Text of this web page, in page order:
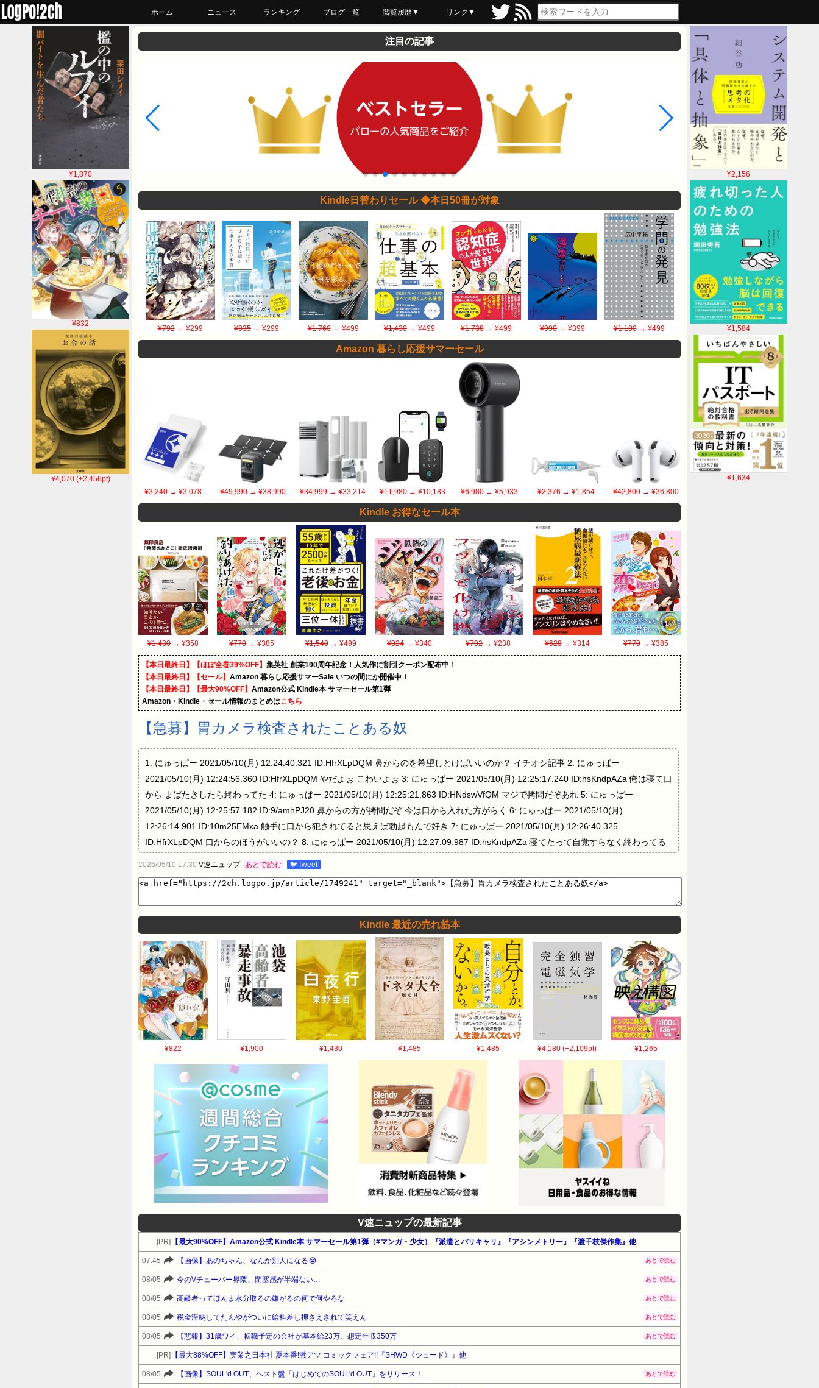
ホーム ニュース ランキング ブログ一覧 閲覧履歴▼
最近読んだ
あとで読む
ブックマーク
リンク▼
¥2,156
¥1,584
¥1,634
¥1,870
¥832
¥4,070 (+2,456pt)
注目の記事
Kindle日替わりセール ◆本日50冊が対象
¥792→ ¥299 ¥935 → ¥299 ¥1,760→ ¥499 ¥1,430 → ¥499 ¥1,738→ ¥499 ¥990 → ¥399 ¥1,100→ ¥499
Amazon 暮らし応援サマーセール
¥3,240 → ¥3,078 ¥49,990→ ¥38,990 ¥34,999→ ¥33,214 ¥11,980→ ¥10,183 ¥6,980→ ¥5,933 ¥2,376→ ¥1,854 ¥42,800→ ¥36,800
Kindle お得なセール本
¥1,430 → ¥358 ¥770→ ¥385 ¥1,540→ ¥499 ¥924→ ¥340 ¥792→ ¥238 ¥628→ ¥314 ¥770→ ¥385
【本日最終日】【ほぼ全巻39%OFF】 集英社 創業100周年記念！人気作に割引クーポン配布中！
【本日最終日】【セール】 Amazon 暮らし応援サマーSale いつの間にか開催中！
【本日最終日】【最大90%OFF】 Amazon公式 Kindle本 サマーセール第1弾
Amazon・Kindle・セール情報のまとめはこちら
【急募】胃カメラ検査されたことある奴
1: にゅっぱー 2021/05/10(月) 12:24:40.321 ID:HfrXLpDQM 鼻からのを希望しとけばいいのか？ イチオシ記事 2: にゅっぱー
2021/05/10(月) 12:24:56.360 ID:HfrXLpDQM やだよぉ こわいよぉ 3: にゅっぱー 2021/05/10(月) 12:25:17.240 ID:hsKndpAZa 俺は寝て口
から まばたきしたら終わってた 4: にゅっぱー 2021/05/10(月) 12:25:21.863 ID:HNdswVfQM マジで拷問だぞあれ 5: にゅっぱー
2021/05/10(月) 12:25:57.182 ID:9/amhPJ20 鼻からの方が拷問だぞ 今は口から入れた方がらく 6: にゅっぱー 2021/05/10(月)
12:26:14.901 ID:10m25EMxa 触手に口から犯されてると思えば勃起もんで好き 7: にゅっぱー 2021/05/10(月) 12:26:40.325
ID:HfrXLpDQM 口からのほうがいいの？ 8: にゅっぱー 2021/05/10(月) 12:27:09.987 ID:hsKndpAZa 寝てたって自覚すらなく終わってる
から口から 9: にゅっぱー 2021/05/10(月) 12:27:11.009 ID:W1VfeLZz0 鼻のが楽ですよーと言われてそうしたけど全然楽じゃなかった 10:
12:28:09.840 ID:HfrXLpDQM ラクじゃないとかアレは拷問、って具体的にどう苦しいんだ？ 教えてくれ 14: にゅっぱー 2021/05/10(月)
12:29:29.894 ID:HNdswVfQM >>11 硬めの触手に口から突っ込まれて胃の中で暴れられる 15: にゅっぱー 2021/05/10(月) 12:29:58.498
ID:HfrXLpDQM >>14 ????? 鼻のパターンは？ 20: にゅっぱー 2021/05/10(月) 12:30:45.993 ID:W1VfeLZz0 >>14 俺は胃の中は全然気に
ならなかった 鼻の奥を管が通る時が最悪 25: にゅっぱー 2021/05/10(月) 12:31:31.321 ID:HfrXLpDQM >>18-20 あーーーー怖い怖い怖い
16: にゅっぱー 2021/05/10(月) 12:29:58.846 ID:+B4cBuQgr >>11 大の大人が台に横たわって「オ゛ｯｯ！！オ゛ｯ！！！！」と涙流しなが
ら耐えることになる そして無慈悲にも医者から「えづかないでくださいねー＾＾」と注意されてしまう 17: にゅっぱー 2021/05/10(月)
12:30:25.778 ID:HfrXLpDQM >>16 あー無理だわ? 12: にゅっぱー 2021/05/10(月) 12:28:39.988 ID:5oLAGc6e0 まな板の上の鯉って感じ
だった 13: にゅっぱー 2021/05/10(月) 12:29:05.213 ID:xUWbkmGB0 鼻でもくっそしんどかったわ 人生で初めて死ぬかもしれないと思っ
たわ 18: にゅっぱー 2021/05/10(月) 12:30:31.312 ID:uHSqy+rB0 口からやったけど塗る麻酔でオエッてなって死ぬかと思ったが 次やると
きは絶対に鼻から希望するわ 引用元:…
2026/05/10 17:30 V速ニュップ あとで読む 🐦Tweet
Kindle 最近の売れ筋本
¥822 ¥1,900 ¥1,430 ¥1,485 ¥1,485 ¥4,180 (+2,109pt) ¥1,265
V速ニュップの最新記事
[PR] 【最大90%OFF】Amazon公式 Kindle本 サマーセール第1弾（#マンガ・少女）『派遣とバリキャリ』『アシンメトリー』『渡千枝傑作集』他
07:45 【画像】あのちゃん、なんか別人になる😭 あとで読む
08/05 今のVチューバー界隈、閉塞感が半端ない… あとで読む
08/05 高齢者ってほんま水分取るの嫌がるの何で何やろな あとで読む
08/05 税金滞納してたんやがついに給料差し押さえされて笑えん あとで読む
08/05 【悲報】31歳ワイ、転職予定の会社が基本給23万、想定年収350万 あとで読む
[PR] 【最大88%OFF】実業之日本社 夏本番!激アツ コミックフェア!!『SHWD《シュード》』他
08/05 【画像】SOUL'd OUT、ベスト盤「はじめてのSOUL'd OUT」をリリース！ あとで読む